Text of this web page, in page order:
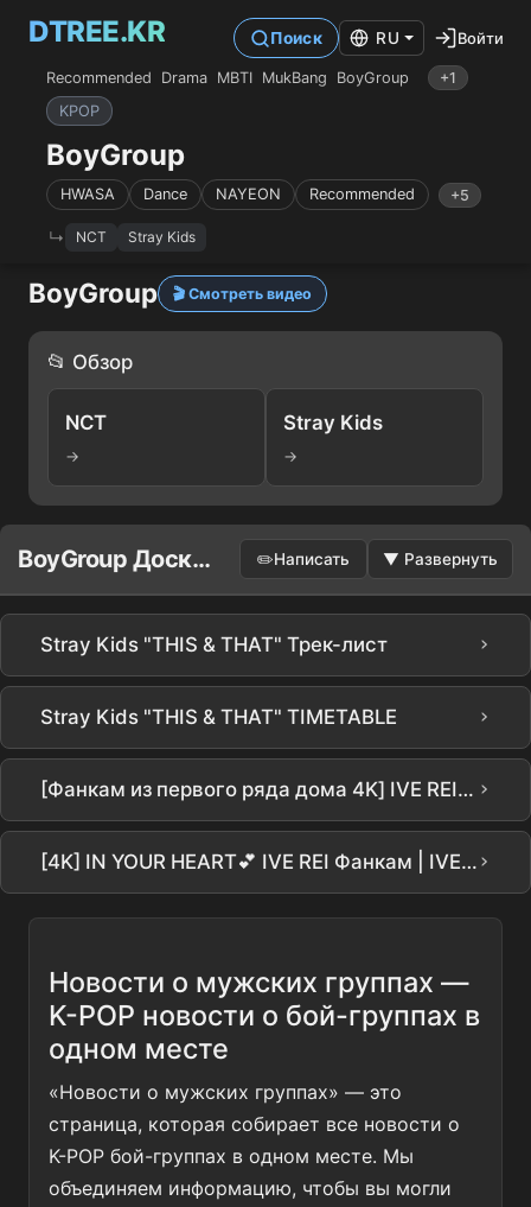
DTREE.KR
Recommended Drama MBTI MukBang BoyGroup
+1
KPOP
BoyGroup
HWASA Dance NAYEON Recommended +5
NCT Stray Kids
Поиск RU Войти
BoyGroup 🎬 Смотреть видео
📂 Обзор
NCT
→
Stray Kids
→
BoyGroup Доска объявлений ✏️Написать ▼ Развернуть
Stray Kids "THIS & THAT" Трек-лист ›
Stray Kids "THIS & THAT" TIMETABLE ›
[Фанкам из первого ряда дома 4K] IVE REI 'BANG BANG' (IVE REI FanCam) @SBS Inkigayo 260215 ›
[4K] IN YOUR HEART💕 IVE REI Фанкам | IVE REI @ 251031 SHOW WHAT I AM ›
Новости о мужских группах —
K-POP новости о бой-группах в
одном месте
«Новости о мужских группах» — это
страница, которая собирает все новости о
K-POP бой-группах в одном месте. Мы
объединяем информацию, чтобы вы могли